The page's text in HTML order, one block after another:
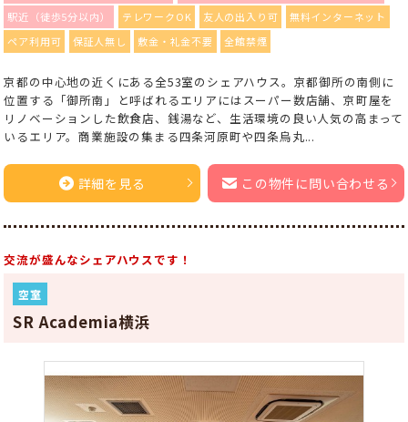
駅近（徒歩5分以内）
テレワークOK 友人の出入り可
無料インターネット
ペア利用可
保証人無し 敷金・礼金不要 全館禁煙
京都の中心地の近くにある全53室のシェアハウス。京都御所の南側に
位置する「御所南」と呼ばれるエリアにはスーパー数店舗、京町屋を
リノベーションした飲食店、銭湯など、生活環境の良い人気の高まって
いるエリア。商業施設の集まる四条河原町や四条烏丸...
詳細を見る この物件に問い合わせる
交流が盛んなシェアハウスです！
空室
SR Academia横浜